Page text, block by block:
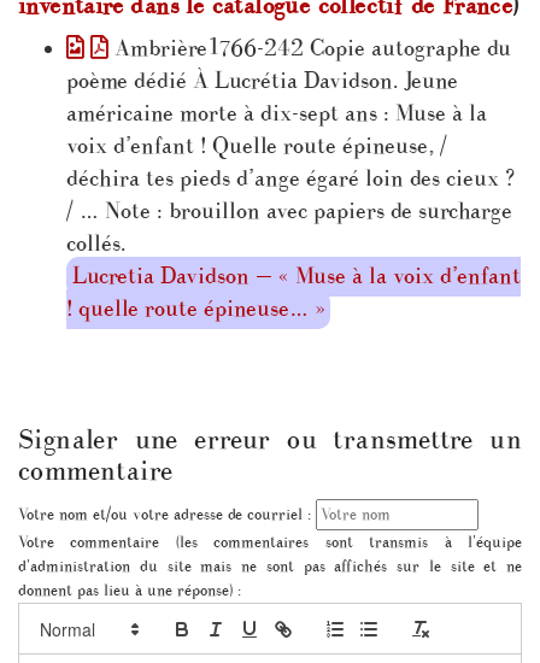
inventaire dans le catalogue collectif de France)
Ambrière1766-242 Copie autographe du
poème dédié À Lucrétia Davidson. Jeune
américaine morte à dix-sept ans : Muse à la
voix d’enfant ! Quelle route épineuse, /
déchira tes pieds d’ange égaré loin des cieux ?
/ … Note : brouillon avec papiers de surcharge
collés.
Lucretia Davidson — « Muse à la voix d’enfant
! quelle route épineuse… »
Signaler une erreur ou transmettre un
commentaire
Votre nom et/ou votre adresse de courriel :
Votre commentaire (les commentaires sont transmis à l'équipe
d'administration du site mais ne sont pas affichés sur le site et ne
donnent pas lieu à une réponse) :